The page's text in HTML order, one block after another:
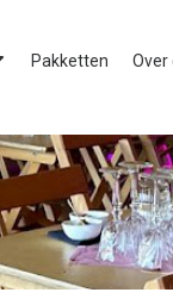
Pakketten Over